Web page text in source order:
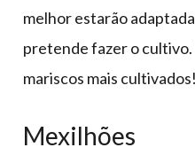
melhor estarão
pretende fazer o cultivo.
mariscos mais cultivados!
Mexilhões